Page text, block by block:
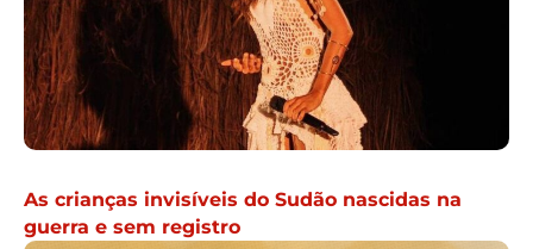
As crianças invisíveis do Sudão nascidas na
guerra e sem registro